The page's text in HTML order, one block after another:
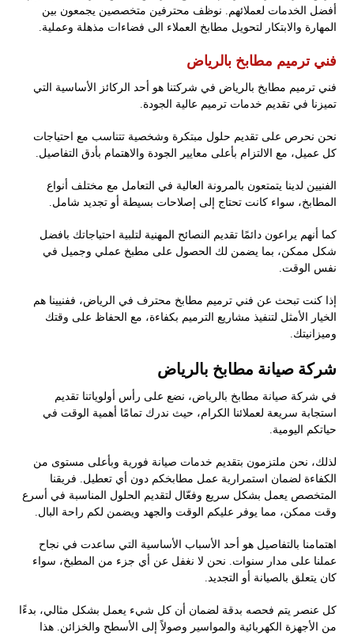
أفضل الخدمات لعملائهم. نوظف محترفين متخصصين يجمعون بين
المهارة والابتكار لتحويل مطابخ العملاء الى فضاءات مذهلة وعملية.
فني ترميم مطابخ بالرياض
فني ترميم مطابخ بالرياض في شركتنا هو أحد الركائز الأساسية التي
تميزنا في تقديم خدمات ترميم عالية الجودة.
نحن نحرص على تقديم حلول مبتكرة وشخصية تتناسب مع احتياجات
كل عميل، مع الالتزام بأعلى معايير الجودة والاهتمام بأدق التفاصيل.
الفنيين لدينا يتمتعون بالمرونة العالية في التعامل مع مختلف أنواع
المطابخ، سواء كانت تحتاج إلى إصلاحات بسيطة أو تجديد شامل.
كما أنهم يراعون دائمًا تقديم النصائح المهنية لتلبية احتياجاتك بافضل
شكل ممكن، بما يضمن لك الحصول على مطبخ عملي وجميل في
نفس الوقت.
إذا كنت تبحث عن فني ترميم مطابخ محترف في الرياض، ففنيينا هم
الخيار الأمثل لتنفيذ مشاريع الترميم بكفاءة، مع الحفاظ على وقتك
وميزانيتك.
شركة صيانة مطابخ بالرياض
في شركة صيانة مطابخ بالرياض، نضع على رأس أولوياتنا تقديم
استجابة سريعة لعملائنا الكرام، حيث ندرك تمامًا أهمية الوقت في
حياتكم اليومية.
لذلك، نحن ملتزمون بتقديم خدمات صيانة فورية وبأعلى مستوى من
الكفاءة لضمان استمرارية عمل مطابخكم دون أي تعطيل. فريقنا
المتخصص يعمل بشكل سريع وفعّال لتقديم الحلول المناسبة في أسرع
وقت ممكن، مما يوفر عليكم الوقت والجهد ويضمن لكم راحة البال.
اهتمامنا بالتفاصيل هو أحد الأسباب الأساسية التي ساعدت في نجاح
عملنا على مدار سنوات. نحن لا نغفل عن أي جزء من المطبخ، سواء
كان يتعلق بالصيانة أو التجديد.
كل عنصر يتم فحصه بدقة لضمان أن كل شيء يعمل بشكل مثالي، بدءًا
من الأجهزة الكهربائية والمواسير وصولاً إلى الأسطح والخزائن. هذا